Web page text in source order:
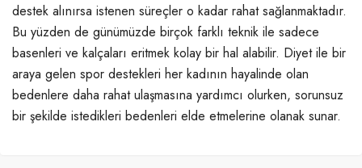
destek alınırsa istenen süreçler o kadar rahat sağlanmaktadır.
Bu yüzden de günümüzde birçok farklı teknik ile sadece
basenleri ve kalçaları eritmek kolay bir hal alabilir. Diyet ile bir
araya gelen spor destekleri her kadının hayalinde olan
bedenlere daha rahat ulaşmasına yardımcı olurken, sorunsuz
bir şekilde istedikleri bedenleri elde etmelerine olanak sunar.